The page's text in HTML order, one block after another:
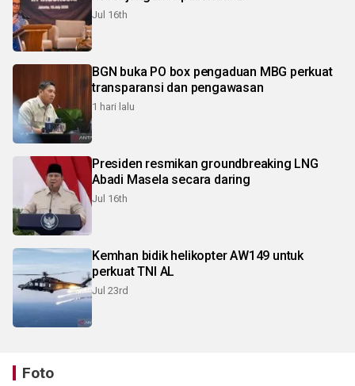
Jul 16th
BGN buka PO box pengaduan MBG perkuat
transparansi dan pengawasan
1 hari lalu
Presiden resmikan groundbreaking LNG
Abadi Masela secara daring
Jul 16th
Kemhan bidik helikopter AW149 untuk
perkuat TNI AL
Jul 23rd
Foto